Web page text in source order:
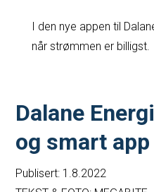
I den nye appen til
når strømmen er billigst.
Dalane
og smart app
Publisert: 1.8.2022